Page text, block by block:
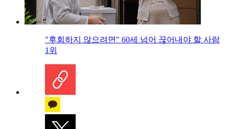
"후회하지 않으려면" 60세 넘어 끊어내야 할 사람
1위